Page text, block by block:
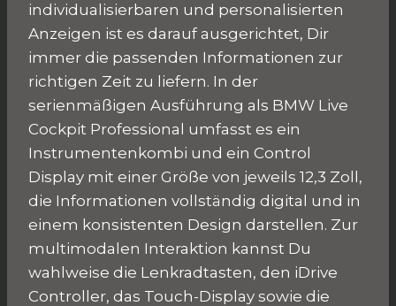
individualisierbaren und personalisierten
Anzeigen ist es darauf ausgerichtet, Dir
immer die passenden Informationen zur
richtigen Zeit zu liefern. In der
serienmäßigen Ausführung als BMW Live
Cockpit Professional umfasst es ein
Instrumentenkombi und ein Control
Display mit einer Größe von jeweils 12,3 Zoll,
die Informationen vollständig digital und in
einem konsistenten Design darstellen. Zur
multimodalen Interaktion kannst Du
wahlweise die Lenkradtasten, den iDrive
Controller, das Touch-Display sowie die